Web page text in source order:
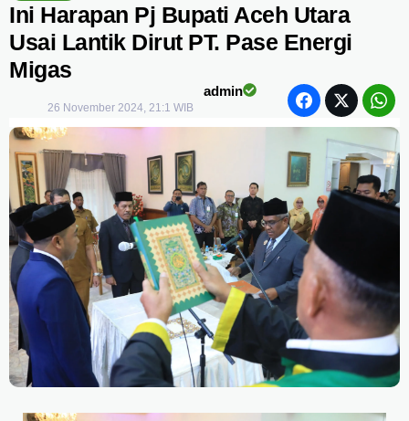
Ini Harapan Pj Bupati Aceh Utara
Usai Lantik Dirut PT. Pase Energi
Migas
admin
26 November 2024, 21:1 WIB